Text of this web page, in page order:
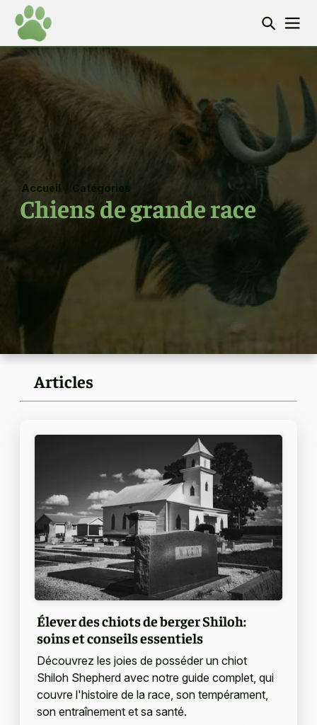
Accueil Catégories
Chiens de grande race
Articles
Élever des chiots de berger Shiloh:
soins et conseils essentiels
Découvrez les joies de posséder un chiot
Shiloh Shepherd avec notre guide complet, qui
couvre l'histoire de la race, son tempérament,
son entraînement et sa santé.